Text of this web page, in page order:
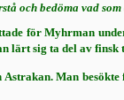
och bedöma vad
för Myhrman
lärt sig ta del av
Man